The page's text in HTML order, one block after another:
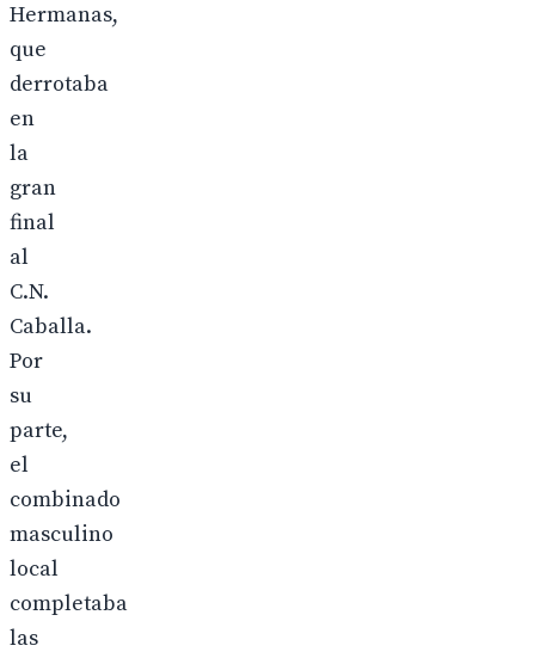
Hermanas,
que
derrotaba
en
la
gran
final
al
C.N.
Caballa.
Por
su
parte,
el
combinado
masculino
local
completaba
las